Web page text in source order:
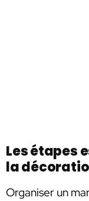
Les étapes
la
Organiser un